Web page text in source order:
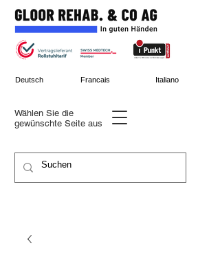
Wählen Sie die
gewünschte Seite aus
Deutsch Francais Italiano